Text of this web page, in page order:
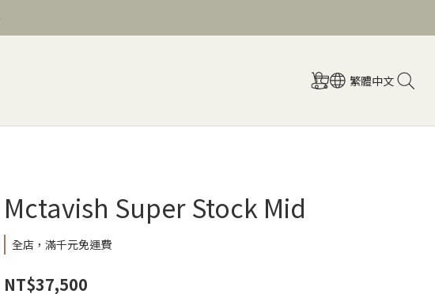
繁體中文
Mctavish Super Stock Mid
全店，滿千元免運費
NT$37,500